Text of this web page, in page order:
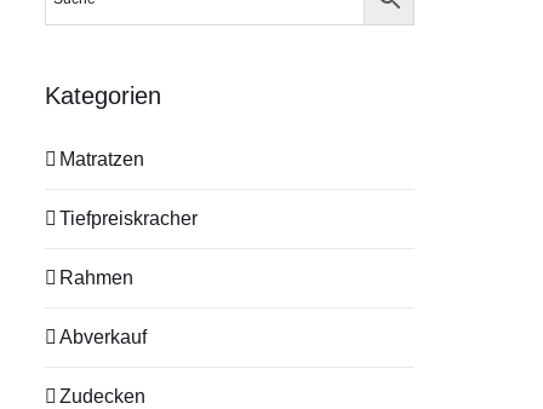
Kategorien
Matratzen
Tiefpreiskracher
Rahmen
Abverkauf
Zudecken